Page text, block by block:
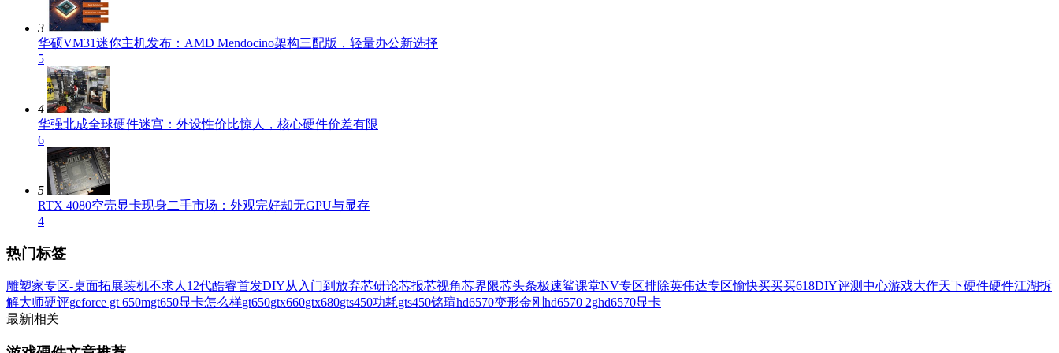
3
华硕VM31迷你主机发布：AMD Mendocino架构三配版，轻量办公新选择
5
4
华强北成全球硬件迷宫：外设性价比惊人，核心硬件价差有限
6
5
RTX 4080空壳显卡现身二手市场：外观完好却无GPU与显存
4
热门标签
雕塑家专区-桌面拓展装机不求人12代酷睿首发DIY从入门到放弃芯研论芯报芯视角芯界限芯头条极速鲨课堂NV专区排除英伟达专区愉快买买买618DIY评测中心游戏大作天下硬件硬件江湖拆
解大师硬评geforce gt 650mgt650显卡怎么样gt650gtx660gtx680gts450功耗gts450铭瑄hd6570变形金刚 hd6570 2ghd6570显卡
最新相关